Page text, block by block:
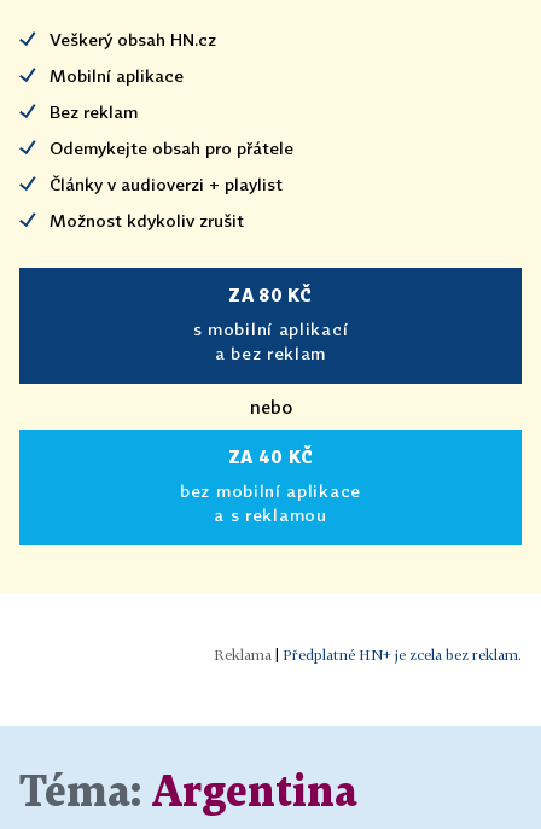
Veškerý obsah HN.cz
Mobilní aplikace
Bez reklam
Odemykejte obsah pro přátele
Články v audioverzi + playlist
Možnost kdykoliv zrušit
ZA 80 KČ
s mobilní aplikací
a bez reklam
nebo
ZA 40 KČ
bez mobilní aplikace
a s reklamou
Předplatné HN+ je zcela bez reklam.
Téma: Argentina